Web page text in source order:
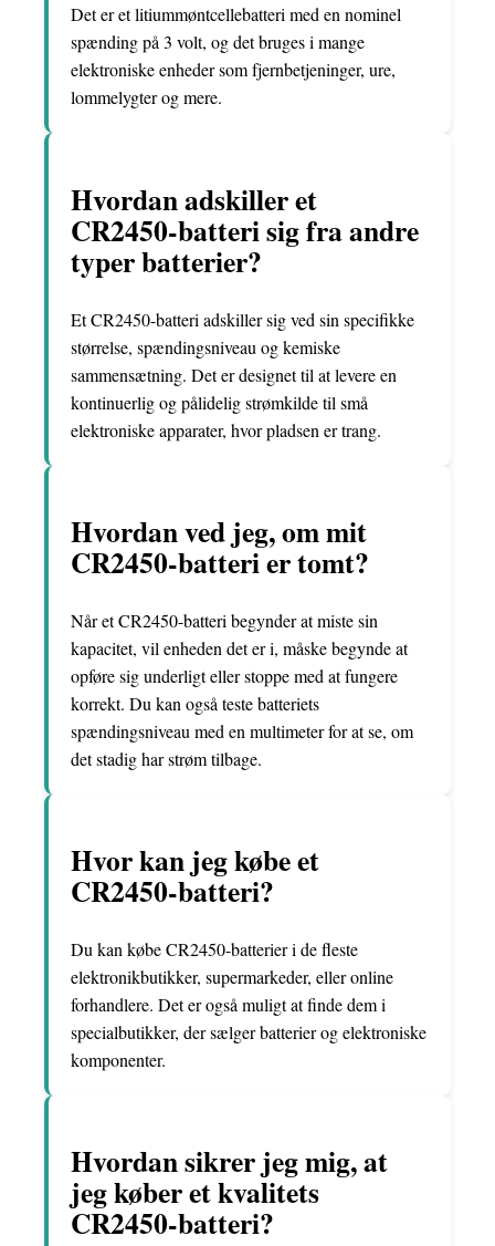
Det er et litiummøntcellebatteri med en nominel
spænding på 3 volt, og det bruges i mange
elektroniske enheder som fjernbetjeninger, ure,
lommelygter og mere.
Hvordan adskiller et
CR2450-batteri sig fra andre
typer batterier?
Et CR2450-batteri adskiller sig ved sin specifikke
størrelse, spændingsniveau og kemiske
sammensætning. Det er designet til at levere en
kontinuerlig og pålidelig strømkilde til små
elektroniske apparater, hvor pladsen er trang.
Hvordan ved jeg, om mit
CR2450-batteri er tomt?
Når et CR2450-batteri begynder at miste sin
kapacitet, vil enheden det er i, måske begynde at
opføre sig underligt eller stoppe med at fungere
korrekt. Du kan også teste batteriets
spændingsniveau med en multimeter for at se, om
det stadig har strøm tilbage.
Hvor kan jeg købe et
CR2450-batteri?
Du kan købe CR2450-batterier i de fleste
elektronikbutikker, supermarkeder, eller online
forhandlere. Det er også muligt at finde dem i
specialbutikker, der sælger batterier og elektroniske
komponenter.
Hvordan sikrer jeg mig, at
jeg køber et kvalitets
CR2450-batteri?